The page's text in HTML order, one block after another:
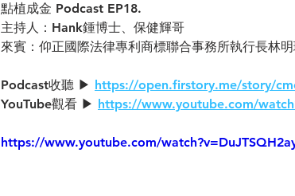
點植成金 Podcast EP18.
主持人：Hank鍾博士、保健輝哥
來賓：仰正國際法律專利商標聯合事務所執行長林
Podcast收聽 ▶ https://open.firstory.me/story/
YouTube觀看 ▶ https://www.youtube.com/
https://www.youtube.com/